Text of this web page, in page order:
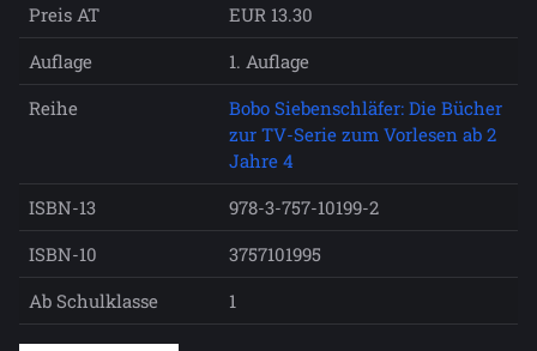
Preis AT
EUR 13.30
Auflage
1. Auflage
Reihe
Bobo Siebenschläfer: Die Bücher
zur TV-Serie zum Vorlesen ab 2
Jahre 4
ISBN-13
978-3-757-10199-2
ISBN-10
3757101995
Ab Schulklasse
1